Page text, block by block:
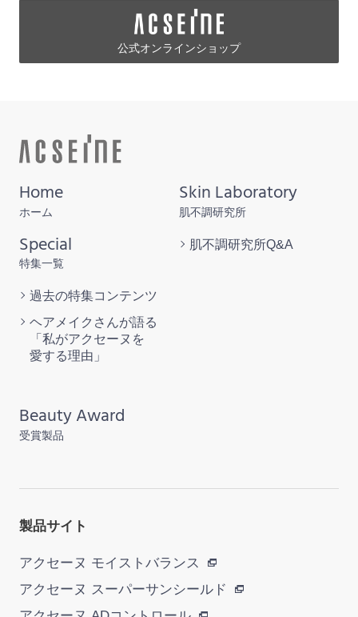
公式オンラインショップ
Home
ホーム
Special
特集一覧
過去の特集コンテンツ
ヘアメイクさんが語る
「私がアクセーヌを
愛する理由」
Skin Laboratory
肌不調研究所
肌不調研究所Q&A
Beauty Award
受賞製品
製品サイト
アクセーヌ モイストバランス
アクセーヌ スーパーサンシールド